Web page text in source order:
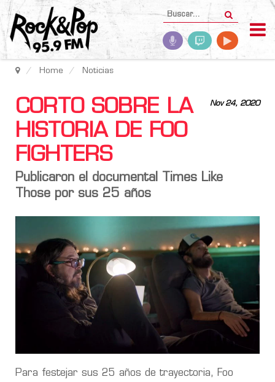
Home Noticias
Nov 24, 2020
CORTO SOBRE LA
HISTORIA DE FOO
FIGHTERS
Publicaron el documental Times Like
Those por sus 25 años
Para festejar sus 25 años de trayectoria, Foo